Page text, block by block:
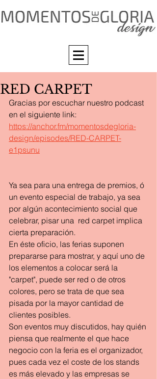
RED CARPET
Gracias por escuchar nuestro podcast
en el siguiente link:
https://anchor.fm/momentosdegloria-
design/episodes/RED-CARPET-
e1psunu
Ya sea para una entrega de premios, ó
un evento especial de trabajo, ya sea
por algún acontecimiento social que
celebrar, pisar una  red carpet implica
cierta preparación.
En éste oficio, las ferias suponen
prepararse para mostrar, y aquí uno de
los elementos a colocar será la
"carpet", puede ser red o de otros
colores, pero se trata de que sea
pisada por la mayor cantidad de
clientes posibles.
Son eventos muy discutidos, hay quién
piensa que realmente el que hace
negocio con la feria es el organizador,
pues cada vez el coste de los stands
es más elevado y las empresas se